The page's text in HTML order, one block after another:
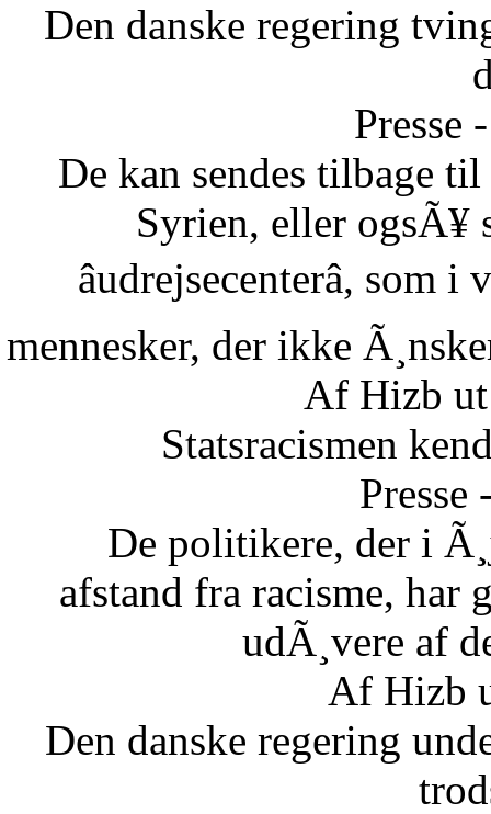
Den danske regering
Presse
De kan sendes tilbage
Syrien, eller ogsÃ¥
âudrejsecenterâ,
mennesker, der ikke
Af Hizb
Statsracismen
De politikere, der i
afstand fra racisme, har
udÃ¸vere af
Af Hizb
Den danske regering